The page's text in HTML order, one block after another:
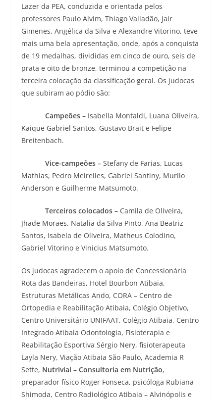
Lazer da PEA, conduzida e orientada pelos
professores Paulo Alvim, Thiago Valladão, Jair
Gimenes, Angélica da Silva e Alexandre Vitorino, teve
mais uma bela apresentação, onde, após a conquista
de 19 medalhas, divididas em cinco de ouro, seis de
prata e oito de bronze, terminou a competição na
terceira colocação da classificação geral. Os judocas
que subiram ao pódio são:
Campeões – Isabella Montaldi, Luana Oliveira,
Kaique Gabriel Santos, Gustavo Brait e Felipe
Breitenbach.
Vice-campeões – Stefany de Farias, Lucas
Mathias, Pedro Meirelles, Gabriel Santiny, Murilo
Anderson e Guilherme Matsumoto.
Terceiros colocados – Camila de Oliveira,
Jhade Moraes, Natalia da Silva Pinto, Ana Beatriz
Santos, Isabela de Oliveira, Matheus Colodino,
Gabriel Vitorino e Vinicius Matsumoto.
Os judocas agradecem o apoio de Concessionária
Rota das Bandeiras, Hotel Bourbon Atibaia,
Estruturas Metálicas Ando, CORA – Centro de
Ortopedia e Reabilitação Atibaia, Colégio Objetivo,
Centro Universitário UNIFAAT, Colégio Atibaia, Centro
Integrado Atibaia Odontologia, Fisioterapia e
Reabilitação Esportiva Sérgio Nery, fisioterapeuta
Layla Nery, Viação Atibaia São Paulo, Academia R
Sette, Nutrivial – Consultoria em Nutrição,
preparador físico Roger Fonseca, psicóloga Rubiana
Shimoda, Centro Radiológico Atibaia – Alvinópolis e